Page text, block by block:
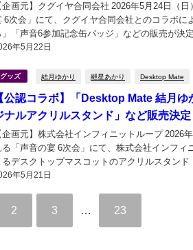
年5月22日
企画元】クグイヤ合同会社 2026年5月24日（
6次会」にて、クグイヤ合同会社とのコラボに
」「声音6参加記念缶バッジ」などの販売が決
会イベントへ企業出展致します（26/05/22） –
グッズ 結月ゆかり 紲星あかり Desktop Mate
公認コラボ】「Desktop Mate 結月ゆ
ナルアクリルスタンド」など販売決定
年5月21日
企画元】株式会社インフィニットループ 2026
る「声音の宴 6次会」にて、株式会社インフィ
るデスクトップマスコットのアクリルスタンド
/紲星あかり オリジナルアクリルスタンド」と
2 3 23